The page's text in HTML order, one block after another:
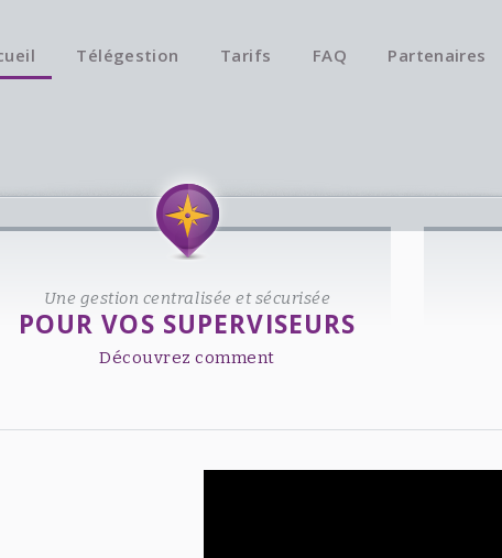
Télégestion Tarifs FAQ Partenaires
Une gestion centralisée et sécurisée
POUR VOS SUPERVISEURS
Découvrez comment